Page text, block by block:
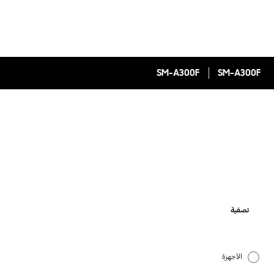
SM-A300F
SM-A300F
تصفية
الأجهزة